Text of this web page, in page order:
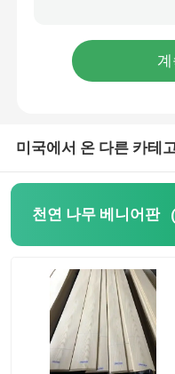
미국에서 온 다른 카테
천연 나무 베니어판